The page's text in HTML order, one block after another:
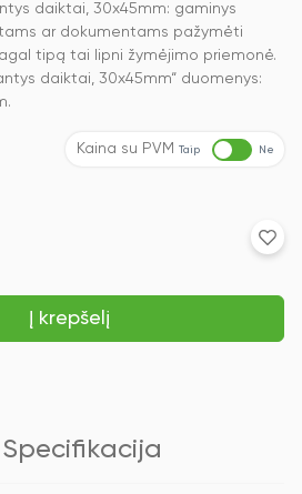
daiktai, 30x45mm: gaminys
ar dokumentams pažymėti
tipą tai lipni žymėjimo priemonė.
daiktai, 30x45mm“ duomenys:
Kaina su PVM Taip Ne
Į krepšelį
Specifikacija